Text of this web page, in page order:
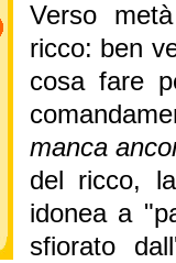
Verso
ricco: ben
cosa fare
manca
del ricco,
idonea a
sfiorato